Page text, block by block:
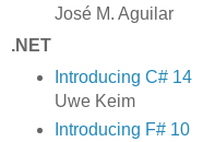
José M. Aguilar
.NET
Introducing C# 14
Uwe Keim
Introducing F# 10